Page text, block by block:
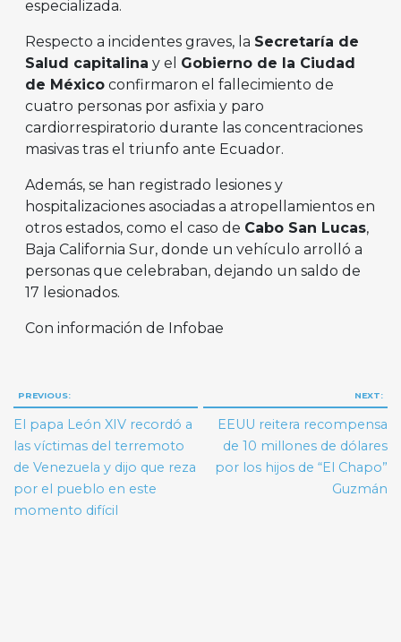
especializada.
Respecto a incidentes graves, la Secretaría de
Salud capitalina y el Gobierno de la Ciudad
de México confirmaron el fallecimiento de
cuatro personas por asfixia y paro
cardiorrespiratorio durante las concentraciones
masivas tras el triunfo ante Ecuador.
Además, se han registrado lesiones y
hospitalizaciones asociadas a atropellamientos en
otros estados, como el caso de Cabo San Lucas,
Baja California Sur, donde un vehículo arrolló a
personas que celebraban, dejando un saldo de
17 lesionados.
Con información de Infobae
Navegación
de
entradas
PREVIOUS:
El papa León XIV recordó a
las víctimas del terremoto
de Venezuela y dijo que reza
por el pueblo en este
momento difícil
NEXT:
EEUU reitera recompensa
de 10 millones de dólares
por los hijos de “El Chapo”
Guzmán